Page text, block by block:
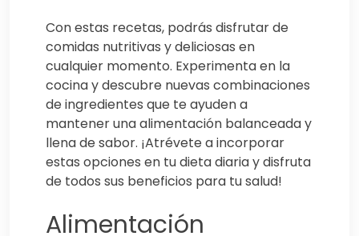
Con estas recetas, podrás disfrutar de
comidas nutritivas y deliciosas en
cualquier momento. Experimenta en la
cocina y descubre nuevas combinaciones
de ingredientes que te ayuden a
mantener una alimentación balanceada y
llena de sabor. ¡Atrévete a incorporar
estas opciones en tu dieta diaria y disfruta
de todos sus beneficios para tu salud!
Alimentación